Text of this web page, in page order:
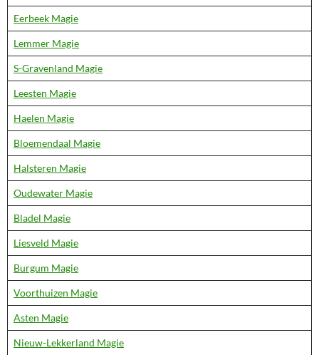
Eerbeek Magie
Lemmer Magie
S-Gravenland Magie
Leesten Magie
Haelen Magie
Bloemendaal Magie
Halsteren Magie
Oudewater Magie
Bladel Magie
Liesveld Magie
Burgum Magie
Voorthuizen Magie
Asten Magie
Nieuw-Lekkerland Magie